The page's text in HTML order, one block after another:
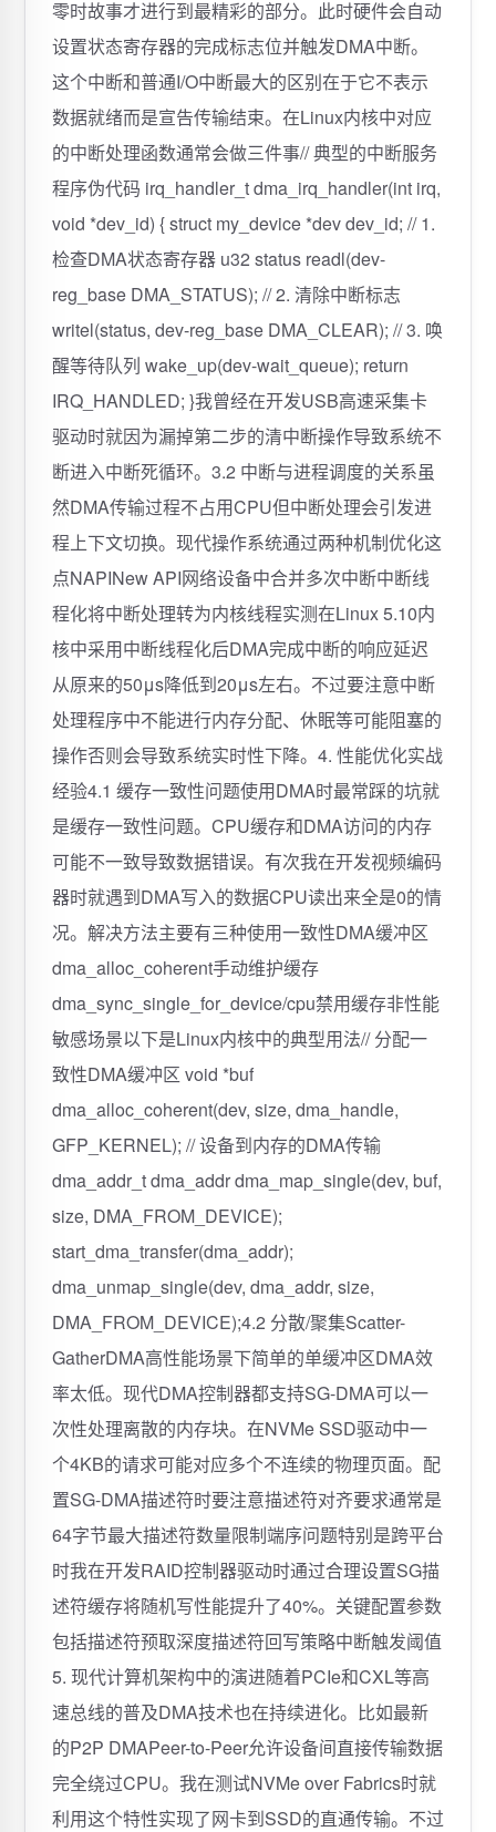
零时故事才进行到最精彩的部分。此时硬件会自动
设置状态寄存器的完成标志位并触发DMA中断。
这个中断和普通I/O中断最大的区别在于它不表示
数据就绪而是宣告传输结束。在Linux内核中对应
的中断处理函数通常会做三件事// 典型的中断服务
程序伪代码 irq_handler_t dma_irq_handler(int irq,
void *dev_id) { struct my_device *dev dev_id; // 1.
检查DMA状态寄存器 u32 status readl(dev-
reg_base DMA_STATUS); // 2. 清除中断标志
writel(status, dev-reg_base DMA_CLEAR); // 3. 唤
醒等待队列 wake_up(dev-wait_queue); return
IRQ_HANDLED; }我曾经在开发USB高速采集卡
驱动时就因为漏掉第二步的清中断操作导致系统不
断进入中断死循环。3.2 中断与进程调度的关系虽
然DMA传输过程不占用CPU但中断处理会引发进
程上下文切换。现代操作系统通过两种机制优化这
点NAPINew API网络设备中合并多次中断中断线
程化将中断处理转为内核线程实测在Linux 5.10内
核中采用中断线程化后DMA完成中断的响应延迟
从原来的50μs降低到20μs左右。不过要注意中断
处理程序中不能进行内存分配、休眠等可能阻塞的
操作否则会导致系统实时性下降。4. 性能优化实战
经验4.1 缓存一致性问题使用DMA时最常踩的坑就
是缓存一致性问题。CPU缓存和DMA访问的内存
可能不一致导致数据错误。有次我在开发视频编码
器时就遇到DMA写入的数据CPU读出来全是0的情
况。解决方法主要有三种使用一致性DMA缓冲区
dma_alloc_coherent手动维护缓存
dma_sync_single_for_device/cpu禁用缓存非性能
敏感场景以下是Linux内核中的典型用法// 分配一
致性DMA缓冲区 void *buf
dma_alloc_coherent(dev, size, dma_handle,
GFP_KERNEL); // 设备到内存的DMA传输
dma_addr_t dma_addr dma_map_single(dev, buf,
size, DMA_FROM_DEVICE);
start_dma_transfer(dma_addr);
dma_unmap_single(dev, dma_addr, size,
DMA_FROM_DEVICE);4.2 分散/聚集Scatter-
GatherDMA高性能场景下简单的单缓冲区DMA效
率太低。现代DMA控制器都支持SG-DMA可以一
次性处理离散的内存块。在NVMe SSD驱动中一
个4KB的请求可能对应多个不连续的物理页面。配
置SG-DMA描述符时要注意描述符对齐要求通常是
64字节最大描述符数量限制端序问题特别是跨平台
时我在开发RAID控制器驱动时通过合理设置SG描
述符缓存将随机写性能提升了40%。关键配置参数
包括描述符预取深度描述符回写策略中断触发阈值
5. 现代计算机架构中的演进随着PCIe和CXL等高
速总线的普及DMA技术也在持续进化。比如最新
的P2P DMAPeer-to-Peer允许设备间直接传输数据
完全绕过CPU。我在测试NVMe over Fabrics时就
利用这个特性实现了网卡到SSD的直通传输。不过